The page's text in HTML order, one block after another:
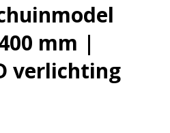
mm |
verlichting